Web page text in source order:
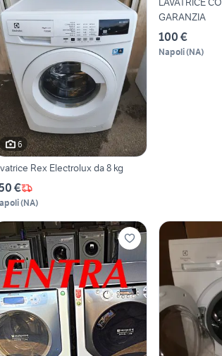
6
Rex Electrolux da 8 kg
€
(NA)
GARANZIA
100 €
Napoli(NA)